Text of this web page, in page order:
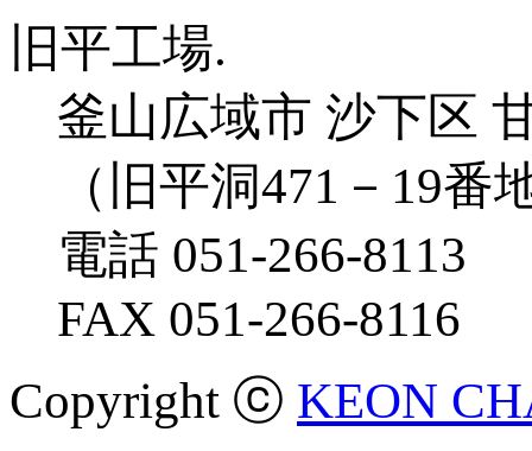
旧平工場.
釜山広域市 沙下区
（旧平洞471－19番
電話 051-266-8113
FAX 051-266-8116
Copyright ⓒ KEON